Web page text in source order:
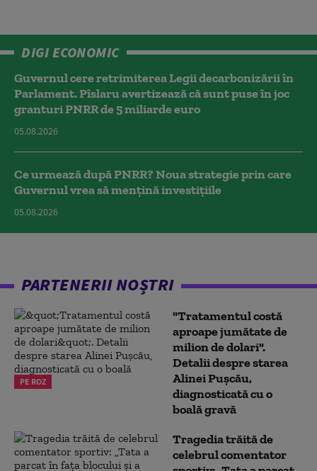
DIGI ECONOMIC
Guvernul cere retrimiterea Legii decarbonizării în
Parlament. Pîslaru avertizează că sunt puse în joc
granturi PNRR de 5 miliarde euro
05.08.2026
Ce urmează după PNRR? Noua strategie prin care
Guvernul vrea să mențină investițiile
05.08.2026
PARTENERII NOȘTRI
PE ROZ
"Tratamentul costă
aproape jumătate de
milion de dolari".
Detalii despre starea
Alinei Pușcău,
diagnosticată cu o
boală gravă
Tragedia trăită de
celebrul comentator